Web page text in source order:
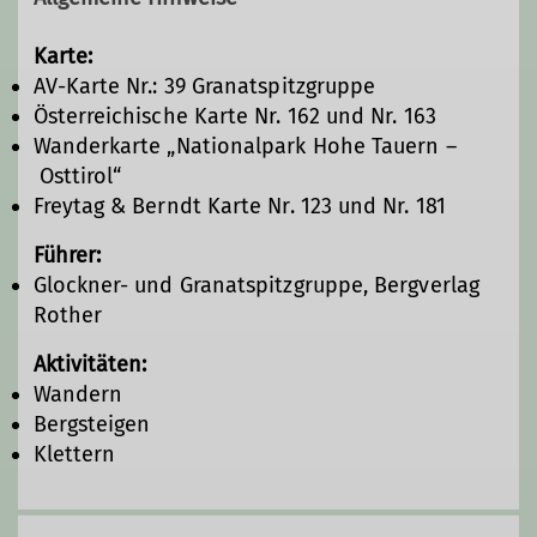
Karte:
AV-Karte Nr.: 39 Granatspitzgruppe
Österreichische Karte Nr. 162 und Nr. 163
Wanderkarte „Nationalpark Hohe Tauern –
Osttirol“
Freytag & Berndt Karte Nr. 123 und Nr. 181
Führer:
Glockner- und Granatspitzgruppe, Bergverlag
Rother
Aktivitäten:
Wandern
Bergsteigen
Klettern